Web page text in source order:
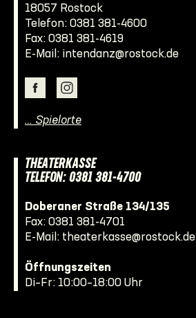
18057 Rostock
Telefon: 0381 381-4600
Fax: 0381 381-4619
E-Mail: intendanz@rostock.de
… Spielorte
THEATERKASSE
TELEFON: 0381 381-4700
Doberaner Straße 134/135
Fax: 0381 381-4701
E-Mail: theaterkasse@rostock.de
Öffnungszeiten
Di–Fr: 10:00–18:00 Uhr